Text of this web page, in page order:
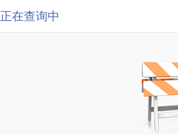
正在查询中